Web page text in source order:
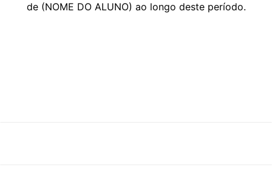
de (NOME DO ALUNO) ao longo deste período.